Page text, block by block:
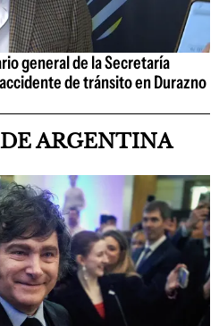
general de la Secretaría
de tránsito en Durazno
ARGENTINA